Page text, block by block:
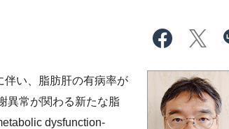
い、脂肪肝の有病率が
異常が関わる新たな脂
dysfunction-